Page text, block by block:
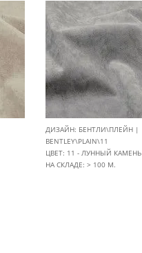
ДИЗАЙН: БЕНТЛИ\ПЛЕЙН |
BENTLEY\PLAIN\11
ЦВЕТ: 11 - ЛУННЫЙ КАМЕНЬ
НА СКЛАДЕ: > 100 М.